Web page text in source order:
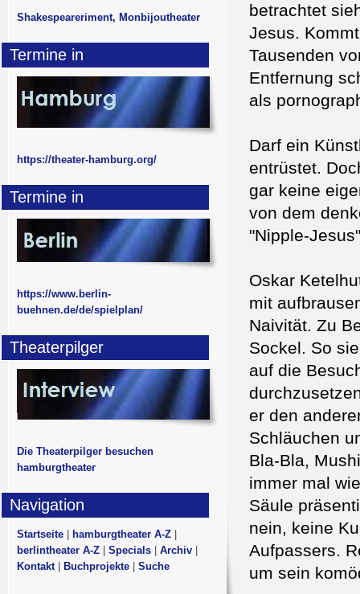
betrachtet
Jesus.
Tausenden
Entfernung
als
Darf ein
entrüstet.
gar keine
von dem
"Nipple-
Oskar
mit
Naivität. Zu
Sockel. So
auf die
er den
Schläuchen
Bla-Bla,
immer mal
Säule
nein, keine
Aufpassers.
um sein
Shakespeareriment, Monbijoutheater
Termine in
https://theater-hamburg.org/
Termine in
https://www.berlin-
buehnen.de/de/spielplan/
Theaterpilger
Die Theaterpilger besuchen
hamburgtheater
Navigation
Startseite hamburgtheater A-Z
berlintheater A-Z
Specials Archiv
Kontakt| Buchprojekte Suche